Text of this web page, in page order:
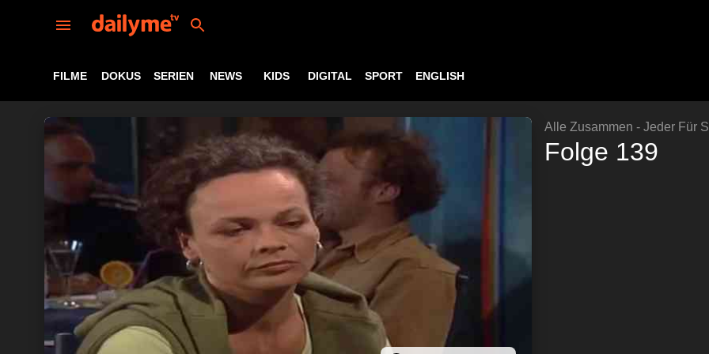
FILME DOKUS SERIEN NEWS KIDS DIGITAL SPORT ENGLISH
Alle Zusammen - Jeder Für
Folge 139